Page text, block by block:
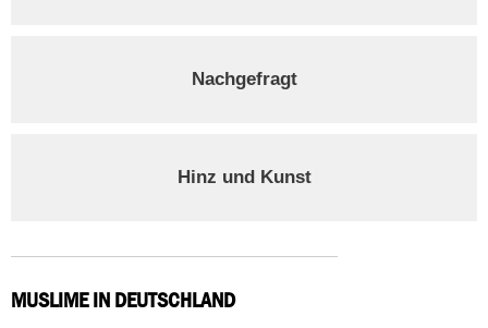
Nachgefragt
Hinz und Kunst
MUSLIME IN DEUTSCHLAND